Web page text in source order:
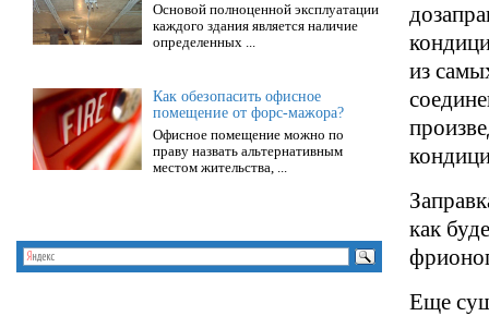
из
как
Еще
Основой полноценной эксплуатации
каждого здания является наличие
определенных ...
Как обезопасить офисное
помещение от форс-мажора?
Офисное помещение можно по
праву назвать альтернативным
местом жительства, ...